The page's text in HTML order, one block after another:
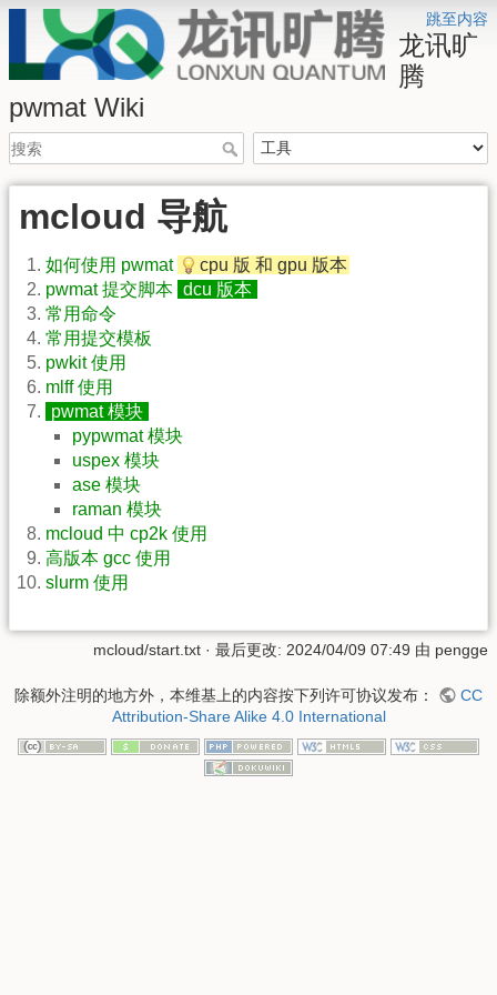
跳至内容
龙讯旷
腾
pwmat Wiki
mcloud 导航
如何使用 pwmat
cpu 版 和 gpu 版本
pwmat 提交脚本 dcu 版本
常用命令
常用提交模板
pwkit 使用
mlff 使用
pwmat 模块
pypwmat 模块
uspex 模块
ase 模块
raman 模块
mcloud 中 cp2k 使用
高版本 gcc 使用
slurm 使用
mcloud/start.txt · 最后更改: 2024/04/09 07:49 由 pengge
除额外注明的地方外，本维基上的内容按下列许可协议发布：
CC
Attribution-Share Alike 4.0 International